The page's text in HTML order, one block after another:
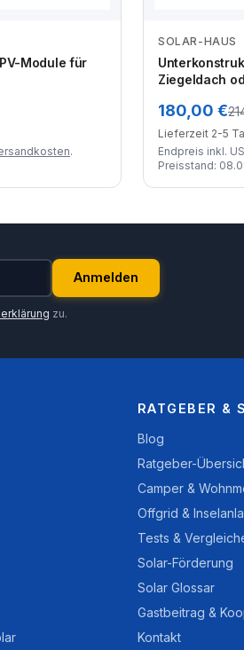
Module für
.
SOLAR-HAUS
Ziegeldach
180,00 €
Lieferzeit 2-5
Endpreis inkl.
Preisstand:
Anmelden
zu.
RATGEBER &
Blog
Ratgeber-
Camper &
Offgrid &
Tests &
Solar-Förderung
Solar Glossar
Gastbeitrag &
Kontakt